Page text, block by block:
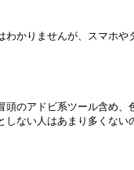
わかりませんが、スマホ
頭のアドビ系ツール含め
しない人はあまり多くない